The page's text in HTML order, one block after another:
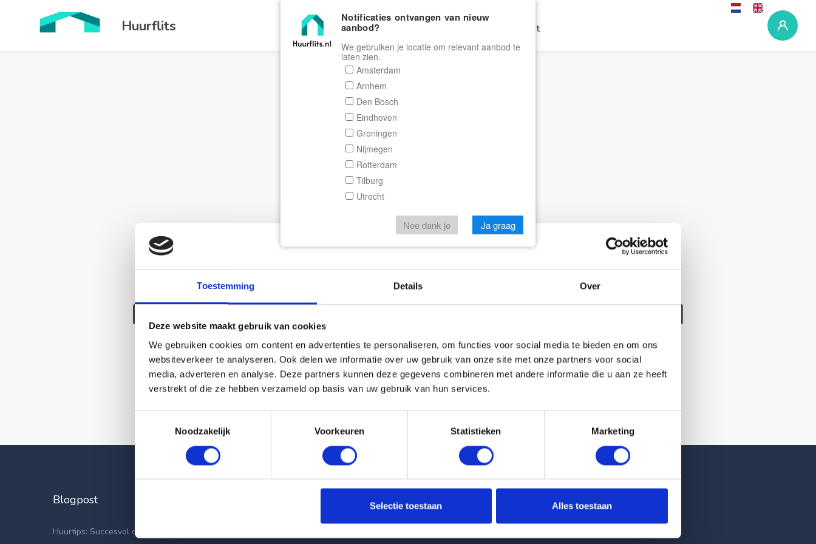
Toestemming Details Over
Deze website maakt gebruik van cookies
We gebruiken cookies om content en advertenties te personaliseren, om functies voor social media te bieden en om ons
websiteverkeer te analyseren. Ook delen we informatie over uw gebruik van onze site met onze partners voor social
media, adverteren en analyse. Deze partners kunnen deze gegevens combineren met andere informatie die u aan ze heeft
verstrekt of die ze hebben verzameld op basis van uw gebruik van hun services.
Noodzakelijk
Voorkeuren Statistieken Marketing
Selectie toestaan Alles toestaan
Huurflits Home Zoeken Contact
Deze woning is helaas verhuurd/verwijderd
Pagina niet gevonden
Terug naar woningoverzicht
Blogpost
Huurtips: Succesvol op zoek naar een nieuwe
Reviews
Notificaties ontvangen van nieuw
aanbod?
We gebruiken je locatie om relevant aanbod te
laten zien.
Amsterdam
Arnhem
Den Bosch
Eindhoven
Groningen
Nijmegen
Rotterdam
Tilburg
Utrecht
Nee dank je Ja graag